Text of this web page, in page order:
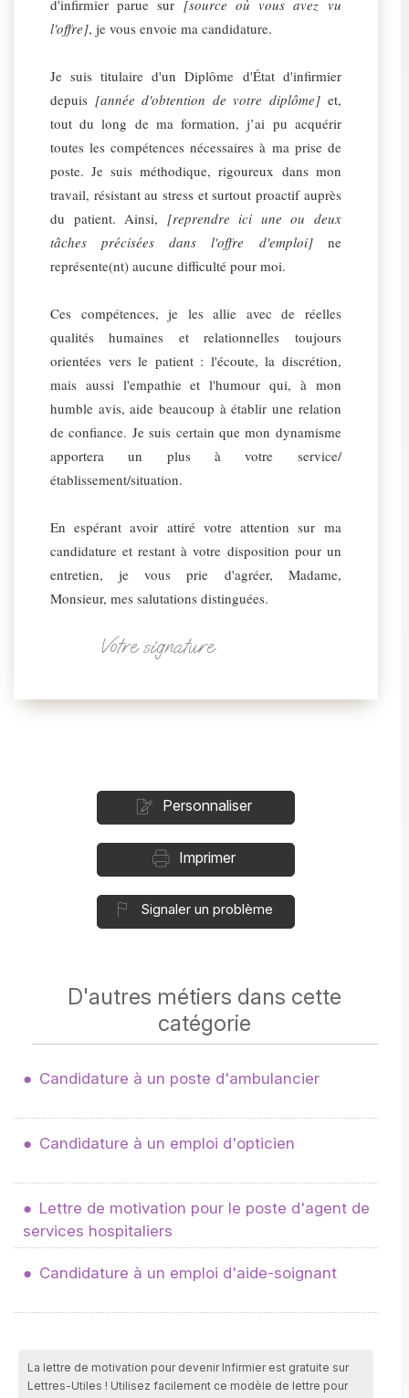
d'infirmier parue sur [source où vous avez vu
l'offre], je vous envoie ma candidature.
Je suis titulaire d'un Diplôme d'État d'infirmier
depuis [année d'obtention de votre diplôme] et,
tout du long de ma formation, j’ai pu acquérir
toutes les compétences nécessaires à ma prise de
poste. Je suis méthodique, rigoureux dans mon
travail, résistant au stress et surtout proactif auprès
du patient. Ainsi, [reprendre ici une ou deux
tâches précisées dans l'offre d'emploi]ne
représente(nt) aucune difficulté pour moi.
Ces compétences, je les allie avec de réelles
qualités humaines et relationnelles toujours
orientées vers le patient : l'écoute, la discrétion,
mais aussi l'empathie et l'humour qui, à mon
humble avis, aide beaucoup à établir une relation
de confiance. Je suis certain que mon dynamisme
apportera un plus à votre service/
établissement/situation.
En espérant avoir attiré votre attention sur ma
candidature et restant à votre disposition pour un
entretien, je vous prie d'agréer, Madame,
Monsieur, mes salutations distinguées.
Votre signature
Personnaliser
Imprimer
Signaler un problème
D'autres métiers dans cette
catégorie
Candidature à un poste d'ambulancier
Candidature à un emploi d'opticien
Lettre de motivation pour le poste d'agent de
services hospitaliers
Candidature à un emploi d'aide-soignant
La lettre de motivation pour devenir Infirmier est gratuite sur
Lettres-Utiles ! Utilisez facilement ce modèle de lettre pour